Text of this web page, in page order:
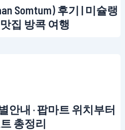
Somtum) 후기 | 미슐랭
집 방콕 여행
안내 · 팝마트 위치부터
총정리